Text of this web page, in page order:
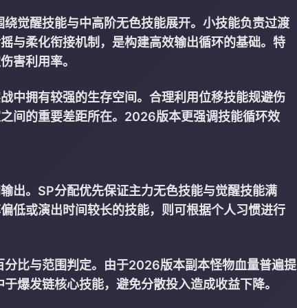
绕觉醒技能与中高阶无色技能展开。小技能负责过渡
与柔化衔接机制，是构建高效输出循环的基础。特
害利用率。
中拥有较强的生存空间。合理利用位移技能规避伤
间的重要差距所在。2026版本更强调技能循环效
出。SP分配优先保证主力无色技能与觉醒技能满
低或演出时间较长的技能，则可根据个人习惯进行
比与范围判定。由于2026版本副本怪物血量普遍提
爆发链核心技能，避免分散投入造成收益下降。